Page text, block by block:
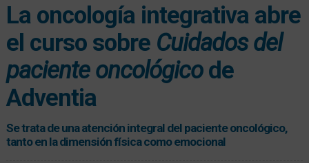
La oncología integrativa abre
el curso sobre Cuidados del
paciente oncológicode
Adventia
Se trata de una atención integral del paciente oncológico,
tanto en la dimensión física como emocional